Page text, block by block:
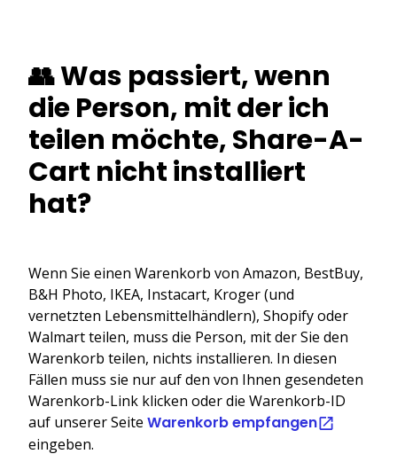
👥 Was passiert, wenn
die Person, mit der ich
teilen möchte, Share-A-
Cart nicht installiert
hat?
Wenn Sie einen Warenkorb von Amazon, BestBuy,
B&H Photo, IKEA, Instacart, Kroger (und
vernetzten Lebensmittelhändlern), Shopify oder
Walmart teilen, muss die Person, mit der Sie den
Warenkorb teilen, nichts installieren. In diesen
Fällen muss sie nur auf den von Ihnen gesendeten
Warenkorb-Link klicken oder die Warenkorb-ID
auf unserer Seite Warenkorb empfangen
eingeben.